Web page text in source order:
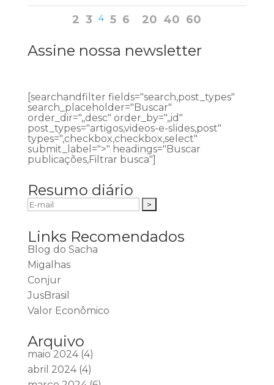
2 3 4 5 6 20 40 60
Assine nossa newsletter
[searchandfilter fields="search,post_types"
search_placeholder="Buscar"
order_dir=",,desc" order_by=",,id"
post_types="artigos,videos-e-slides,post"
types=",checkbox,checkbox,select"
submit_label=">" headings="Buscar
publicações,Filtrar busca"]
Resumo diário
Links Recomendados
Blog do Sacha
Migalhas
Conjur
JusBrasil
Valor Econômico
Arquivo
maio 2024(4)
abril 2024(4)